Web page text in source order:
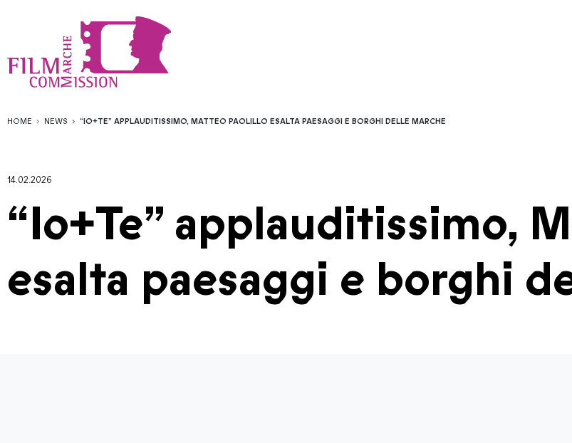
HOME NEWS “IO+TE” APPLAUDITISSIMO, MATTEO PAOLILLO ESALTA PAESAGGI E BORGHI DELLE MARCHE
14.02.2026
“Io+Te” applauditissimo,
esalta paesaggi e borghi